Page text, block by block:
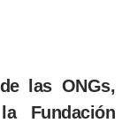
las ONGs,
Fundación